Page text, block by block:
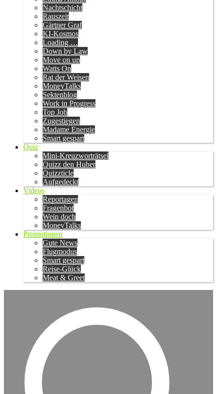
Nachtschicht
Rauszeit
Gärtner Graf
KI-Kosmos
Loading …
Down by Law
Move on up
Watts On
Rat der Weisen
MoneyTalks
Sektenblog
Work in Progress
Top Job
Zugestiegen
Madame Energie
Smart gespart
Quiz
Mini-Kreuzworträtsel
Quizz den Huber
Quizzticle
Aufgedeckt
Videos
Reportagen
Fragenbot
Wein doch
MoneyTalks
Promotionen
Gute News
Flugmodus
Smart gespart
Reise-Glück
Meat & Greet